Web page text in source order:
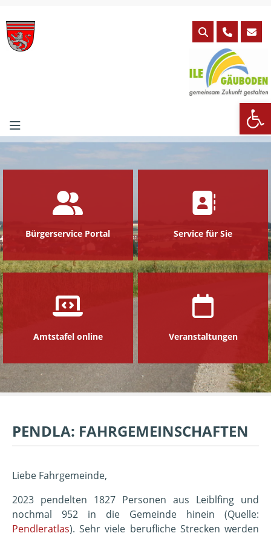
Skip
Bürgerservice Portal Service für Sie
Amtstafel online Veranstaltungen
PENDLA: FAHRGEMEINSCHAFTEN
Liebe Fahrgemeinde,
2023 pendelten 1827 Personen aus Leiblfing und
nochmal 952 in die Gemeinde hinein (Quelle:
Pendleratlas). Sehr viele berufliche Strecken werden